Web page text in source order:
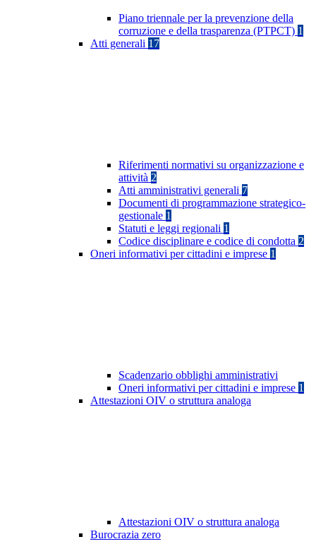
Piano triennale per la prevenzione della
corruzione e della trasparenza (PTPCT) 1
Atti generali 17
Riferimenti normativi su organizzazione e
attività 2
Atti amministrativi generali 7
Documenti di programmazione strategico-
gestionale 1
Statuti e leggi regionali 1
Codice disciplinare e codice di condotta 2
Oneri informativi per cittadini e imprese 1
Scadenzario obblighi amministrativi
Oneri informativi per cittadini e imprese 1
Attestazioni OIV o struttura analoga
Attestazioni OIV o struttura analoga
Burocrazia zero